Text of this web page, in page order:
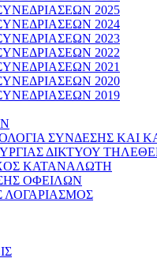
2025
2024
2023
2022
2021
2020
2019
ΣΥΝΔΕΣΗΣ ΚΑΙ
ΔΙΚΤΥΟΥ
ΚΑΤΑΝΑΛΩΤΗ
ΟΦΕΙΛΩΝ
ΛΟΓΑΡΙΑΣΜΟΣ